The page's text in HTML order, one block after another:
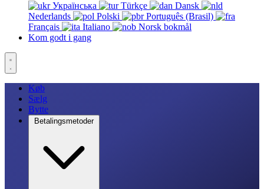
Українська
Türkçe
Dansk
Nederlands
Polski
Português (Brasil)
Français
Italiano
Norsk bokmål
Kom godt i gang
Køb
Sælg
Bytte
Betalingsmetoder